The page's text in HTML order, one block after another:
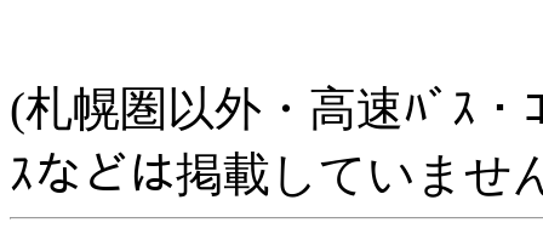
(札幌圏以外・高速ﾊﾞｽ・
ｽなどは掲載していませ